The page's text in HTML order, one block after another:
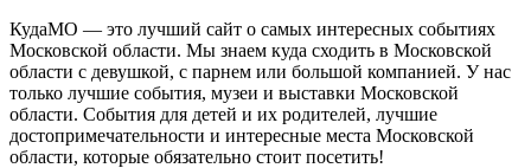
КудаМО — это лучший сайт о самых интересных событиях
Московской области. Мы знаем куда сходить в Московской
области с девушкой, с парнем или большой компанией. У нас
только лучшие события, музеи и выставки Московской
области. События для детей и их родителей, лучшие
достопримечательности и интересные места Московской
области, которые обязательно стоит посетить!